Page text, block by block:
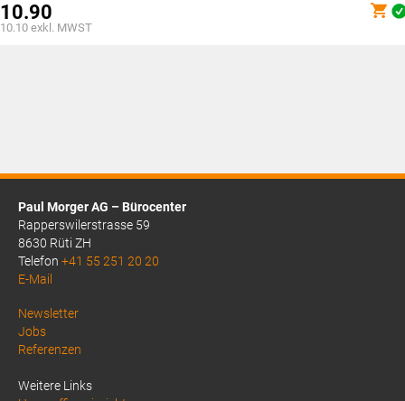
10.90
10.10 exkl. MWST
Paul Morger AG – Bürocenter
Rapperswilerstrasse 59
8630 Rüti ZH
Telefon +41 55 251 20 20
E-Mail
Above
Footer
Newsletter
Jobs
Referenzen
Weitere Links